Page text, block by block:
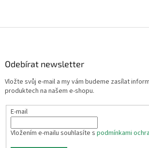
Odebírat newsletter
Vložte svůj e-mail a my vám budeme zasílat
produktech na našem e-shopu.
E-mail
Vložením e-mailu souhlasíte s podmínkami